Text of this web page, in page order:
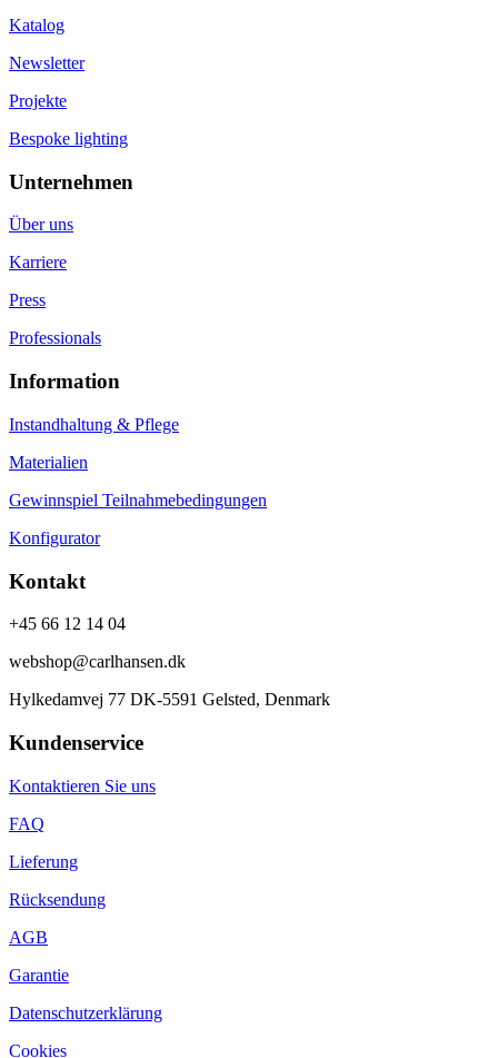
Katalog
Newsletter
Projekte
Bespoke lighting
Unternehmen
Über uns
Karriere
Press
Professionals
Information
Instandhaltung & Pflege
Materialien
Gewinnspiel Teilnahmebedingungen
Konfigurator
Kontakt
+45 66 12 14 04
webshop@carlhansen.dk
Hylkedamvej 77 DK-5591 Gelsted, Denmark
Kundenservice
Kontaktieren Sie uns
FAQ
Lieferung
Rücksendung
AGB
Garantie
Datenschutzerklärung
Cookies